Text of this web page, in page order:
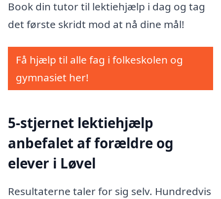
Book din tutor til lektiehjælp i dag og tag
det første skridt mod at nå dine mål!
Få hjælp til alle fag i folkeskolen og
gymnasiet her!
5-stjernet lektiehjælp
anbefalet af forældre og
elever i Løvel
Resultaterne taler for sig selv. Hundredvis